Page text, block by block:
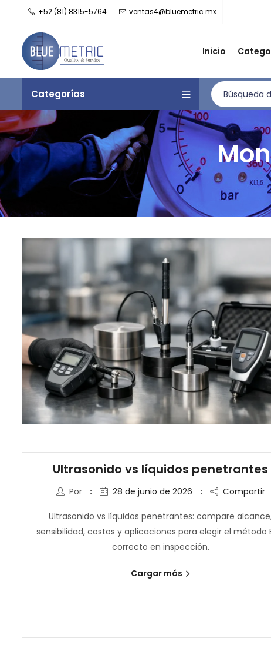
+52 (81) 8315-5764 ventas4@bluemetric.mx
Inicio
Categorías
Ultrasonido vs líquidos penetrantes
Por 28 de junio de 2026 Compartir
Ultrasonido vs líquidos penetrantes: compare
sensibilidad, costos y aplicaciones para elegir el método
correcto en inspección.
Cargar más